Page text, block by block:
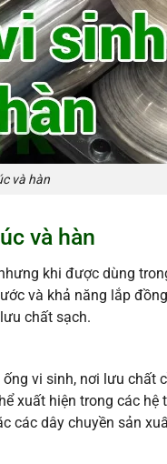
và hàn
và hàn
khi được dùng
và khả năng lắp
chất sạch.
vi sinh, nơi lưu chất
xuất hiện trong các hệ
các dây chuyền sản